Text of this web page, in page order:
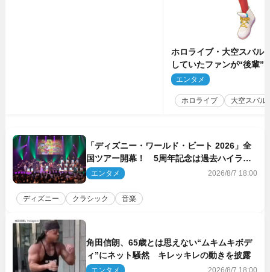
ホロライブ・大空スバル
していたファンが“後輩”
もしかしてあのときの？
エンタメ
ホロライブ 大空スバル
「ディズニー・ワールド・ビート 2026」全
国ツアー開幕！ 5周年記念は過去ハイライ
ト＆クルーズ旅を大満喫！【潜入レポート】
エンタメ 2026/8/7 18:00
ディズニー クラシック 音楽
角田信朗、65歳とは思えない“ムキムキボデ
ィ”にネット騒然 キレッキレの動きを披露
エンタメ 2026/8/7 18:00